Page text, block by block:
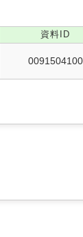
資料ID
0091504100